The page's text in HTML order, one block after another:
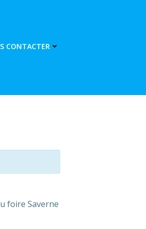
CONTACTER
foire Saverne